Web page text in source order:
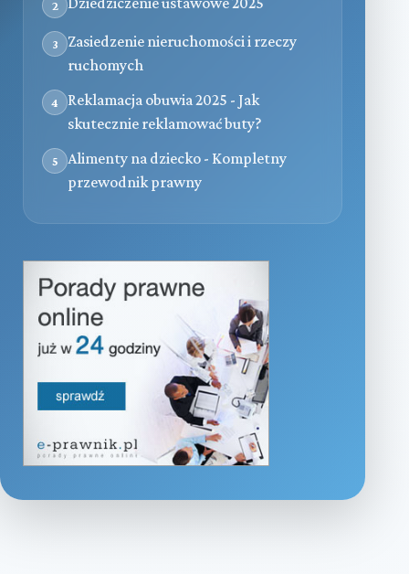
2
3
Zasiedzenie nieruchomości i rzeczy
ruchomych
4
Reklamacja obuwia 2025 - Jak
skutecznie reklamować buty?
5
Alimenty na dziecko - Kompletny
przewodnik prawny